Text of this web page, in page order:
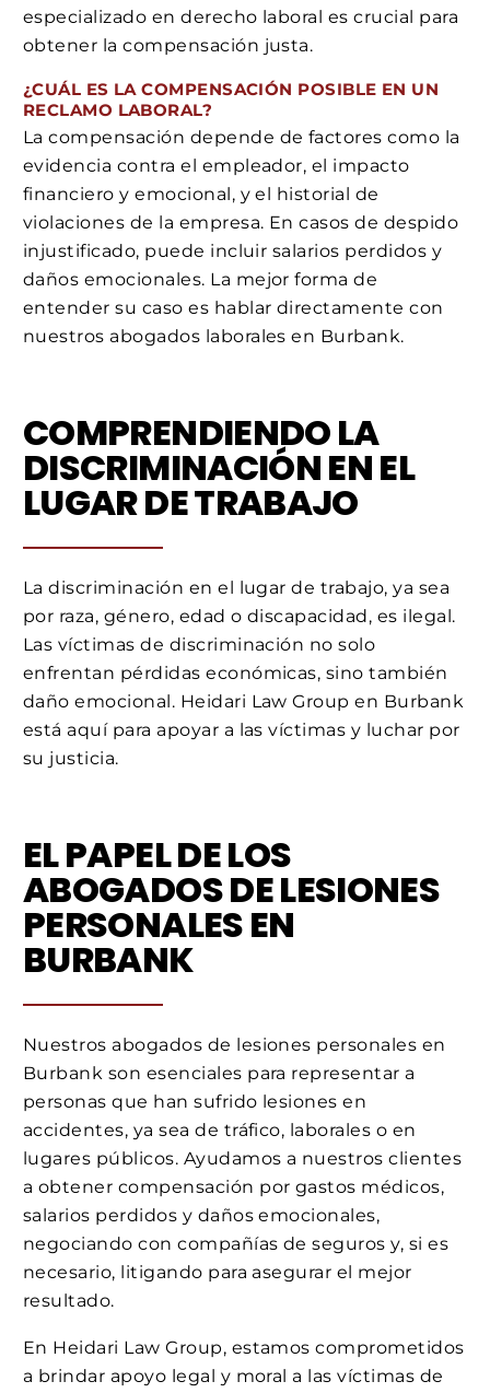
especializado en derecho laboral es crucial para
obtener la compensación justa.
¿CUÁL ES LA COMPENSACIÓN POSIBLE EN UN
RECLAMO LABORAL?
La compensación depende de factores como la
evidencia contra el empleador, el impacto
financiero y emocional, y el historial de
violaciones de la empresa. En casos de despido
injustificado, puede incluir salarios perdidos y
daños emocionales. La mejor forma de
entender su caso es hablar directamente con
nuestros abogados laborales en Burbank.
COMPRENDIENDO LA
DISCRIMINACIÓN EN EL
LUGAR DE TRABAJO
La discriminación en el lugar de trabajo, ya sea
por raza, género, edad o discapacidad, es ilegal.
Las víctimas de discriminación no solo
enfrentan pérdidas económicas, sino también
daño emocional. Heidari Law Group en Burbank
está aquí para apoyar a las víctimas y luchar por
su justicia.
EL PAPEL DE LOS
ABOGADOS DE LESIONES
PERSONALES EN
BURBANK
Nuestros abogados de lesiones personales en
Burbank son esenciales para representar a
personas que han sufrido lesiones en
accidentes, ya sea de tráfico, laborales o en
lugares públicos. Ayudamos a nuestros clientes
a obtener compensación por gastos médicos,
salarios perdidos y daños emocionales,
negociando con compañías de seguros y, si es
necesario, litigando para asegurar el mejor
resultado.
En Heidari Law Group, estamos comprometidos
a brindar apoyo legal y moral a las víctimas de